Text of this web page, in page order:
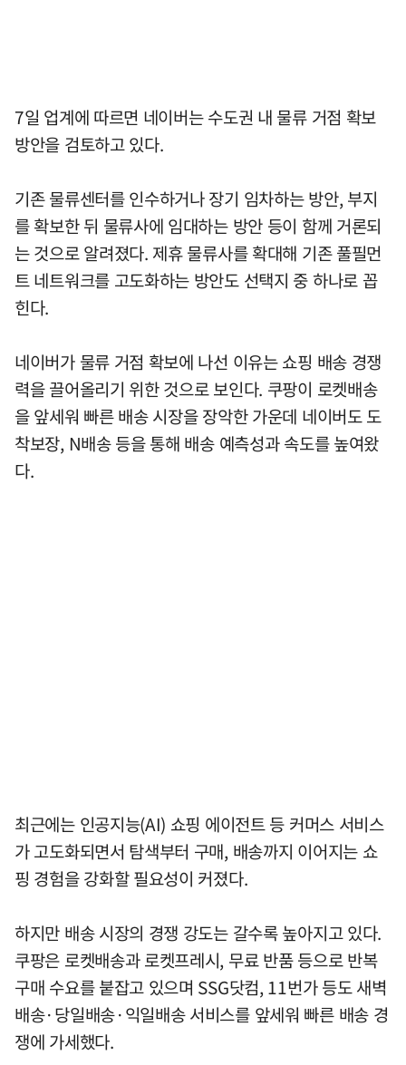
7일 업계에 따르면 네이버는 수도권 내 물류 거점 확보
방안을 검토하고 있다.
기존 물류센터를 인수하거나 장기 임차하는 방안, 부지
를 확보한 뒤 물류사에 임대하는 방안 등이 함께 거론되
는 것으로 알려졌다. 제휴 물류사를 확대해 기존 풀필먼
트 네트워크를 고도화하는 방안도 선택지 중 하나로 꼽
힌다.
네이버가 물류 거점 확보에 나선 이유는 쇼핑 배송 경쟁
력을 끌어올리기 위한 것으로 보인다. 쿠팡이 로켓배송
을 앞세워 빠른 배송 시장을 장악한 가운데 네이버도 도
착보장, N배송 등을 통해 배송 예측성과 속도를 높여왔
다.
최근에는 인공지능(AI) 쇼핑 에이전트 등 커머스 서비스
가 고도화되면서 탐색부터 구매, 배송까지 이어지는 쇼
핑 경험을 강화할 필요성이 커졌다.
하지만 배송 시장의 경쟁 강도는 갈수록 높아지고 있다.
쿠팡은 로켓배송과 로켓프레시, 무료 반품 등으로 반복
구매 수요를 붙잡고 있으며 SSG닷컴, 11번가 등도 새벽
배송·당일배송·익일배송 서비스를 앞세워 빠른 배송 경
쟁에 가세했다.